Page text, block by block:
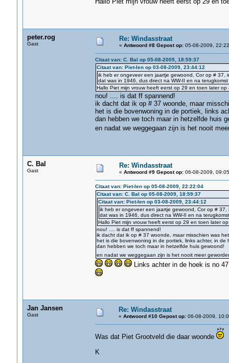
peter.rog
Gast
Re: Windasstraat
« Antwoord #8 Gepost op:05-08-2009,
Citaat van: C. Bal op 05-08-2009, 18:59:37
Citaat van: Piet-Ien op 03-08-2009, 23:44:12
ik heb er ongeveer een jaartje gewoond, Cor op # 37,
dat was in 1946, dus direct na WW-II en na
Hallo Piet mijn vrouw heeft eerst op 29 en toen later
nou! .... is dat ff spannend!
ik dacht dat ik op # 37 woonde, maar
het is die bovenwoning in de portiek, links
dan hebben we toch maar in hetzelfde huis
en nadat we weggegaan zijn is het nooit
C. Bal
Gast
Re: Windasstraat
« Antwoord #9 Gepost op:06-08-2009,
Citaat van: Piet-Ien op 05-08-2009, 22:22:04
Citaat van: C. Bal op 05-08-2009, 18:59:37
Citaat van: Piet-Ien op 03-08-2009, 23:44:12
ik heb er ongeveer een jaartje gewoond, Cor op # 37,
dat was in 1946, dus direct na WW-II en na
Hallo Piet mijn vrouw heeft eerst op 29 en toen later
nou! .... is dat ff spannend!
ik dacht dat ik op # 37 woonde, maar misschien was
het is die bovenwoning in de portiek, links achter, in de
dan hebben we toch maar in hetzelfde huis gewoond!
en nadat we weggegaan zijn is het nooit meer
Links achter in de hoek is no
Jan Jansen
Gast
Re: Windasstraat
« Antwoord #10 Gepost op:06-08-2009,
Was dat Piet Grootveld die daar woonde
K